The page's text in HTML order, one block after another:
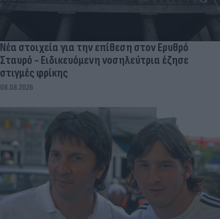
Νέα στοιχεία για την επίθεση στον Ερυθρό
Σταυρό - Ειδικευόμενη νοσηλεύτρια έζησε
στιγμές φρίκης
08.08.2026